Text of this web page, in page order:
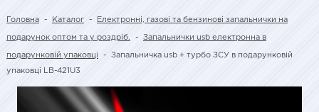
Головна - Каталог - Електронні, газові та бензинові запальнички на
подарунок оптом та у роздріб. - Запальнички usb електронна в
подарунковій упаковці - Запальничка usb + турбо ЗСУ в подарунковій
упаковці LB-421U3